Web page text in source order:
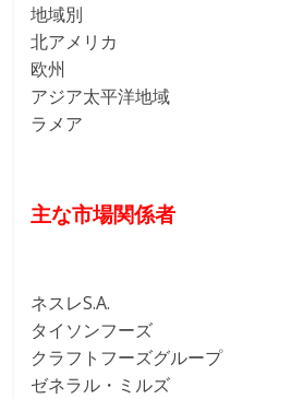
地域別
北アメリカ
欧州
アジア太平洋地域
ラメア
主な市場関係者
ネスレS.A.
タイソンフーズ
クラフトフーズグループ
ゼネラル・ミルズ